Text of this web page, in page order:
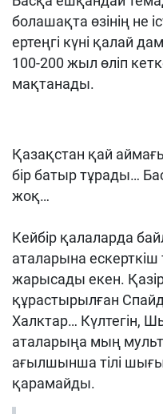
болашақта өзінің не
ертеңгі күні қалай
100-200 жыл өліп
мақтанады.
Қазақстан қай
бір батыр тұрады…
жоқ…
Кейбір қалаларда
аталарына ескерткіш
жарысады екен.
құрастырылған
Халктар… Күлтегін,
аталарыңа мың
ағылшынша тілі
қарамайды.